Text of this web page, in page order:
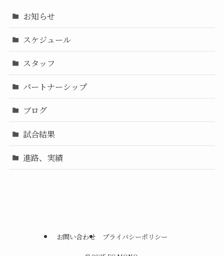
お知らせ
スケジュール
スタッフ
パートナーシップ
ブログ
試合結果
進路、実績
お問い合わせ プライバシーポリシー